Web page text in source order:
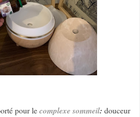
pour lecomplexe sommeil: douceur